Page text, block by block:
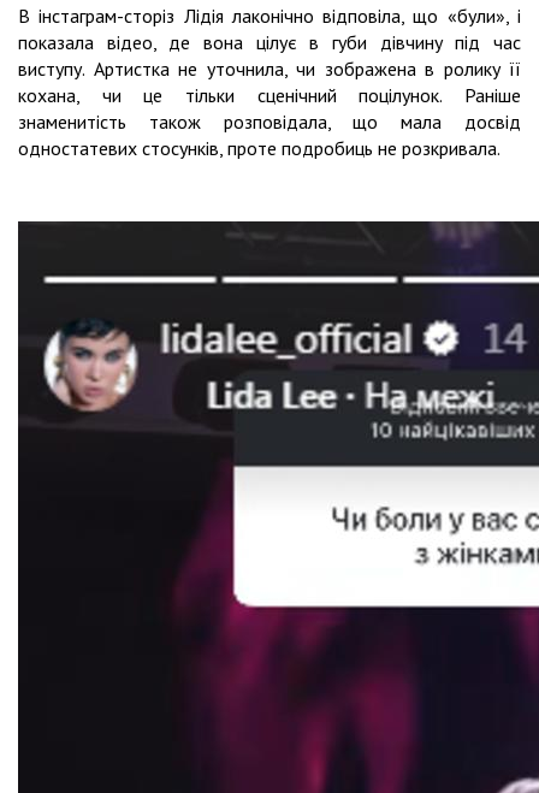
В інстаграм-сторіз Лідія лаконічно відповіла, що «були», і
показала відео, де вона цілує в губи дівчину під час
виступу. Артистка не уточнила, чи зображена в ролику її
кохана, чи це тільки сценічний поцілунок. Раніше
знаменитість також розповідала, що мала досвід
одностатевих стосунків, проте подробиць не розкривала.